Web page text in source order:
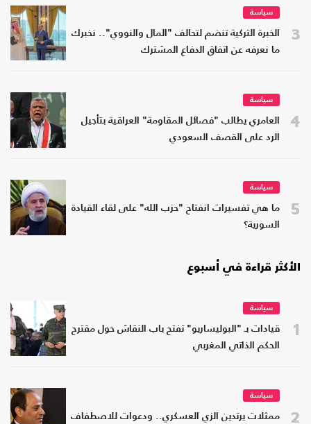
3
سياسة
الخبرة التركية تنضم لتحالف "المال والنووي".. نخبرك
ما نعرفه عن اتفاق الدفاع المشترك
4
سياسة
العامري يطالب "فصائل المقاومة" العراقية بتأجيل
الرد على القصف السعودي
5
سياسة
ما هي تفسيرات انفتاح "حزب الله" على لقاء القيادة
السورية؟
الأكثر قراءة في أسبوع
1
سياسة
قيادات بـ "البوليساريو" تفتح باب النقاش حول مقترح
الحكم الذاتي المغربي
2
سياسة
ممثلات يرتدين الزي العسكري.. ودعوات للاصطفاف